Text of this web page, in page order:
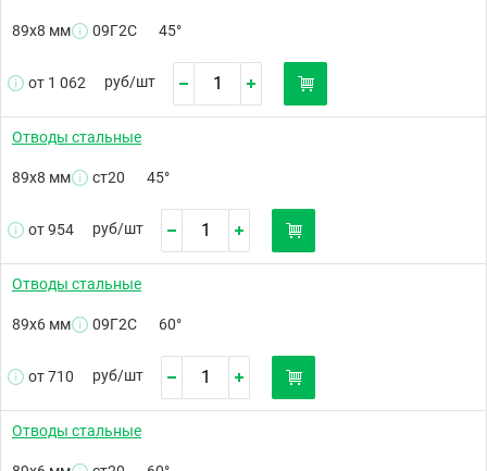
89х8 мм 09Г2С 45°
от 1 062 руб/шт
Отводы стальные
89х8 мм ст20 45°
от 954 руб/шт
Отводы стальные
89х6 мм 09Г2С 60°
от 710 руб/шт
Отводы стальные